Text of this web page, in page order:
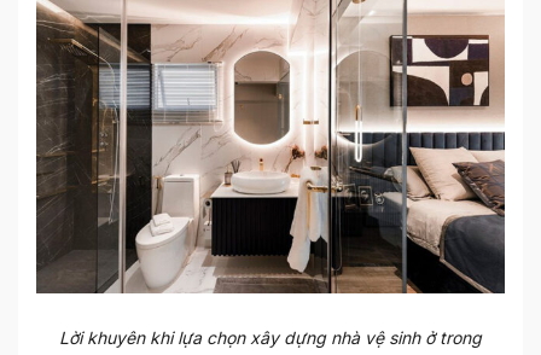
Lời khuyên khi lựa chọn xây dựng nhà vệ sinh ở trong